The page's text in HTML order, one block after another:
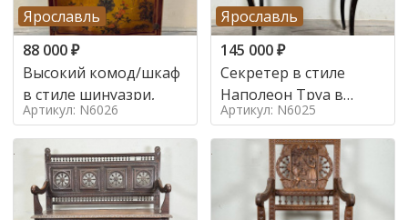
Ярославль
88 000₽
Высокий комод/шкаф
в стиле шинуазри,
Артикул: N6026
Ярославль
145 000₽
Секретер в стиле
Наполеон Труа в
стиле 19 век
Артикул: N6025